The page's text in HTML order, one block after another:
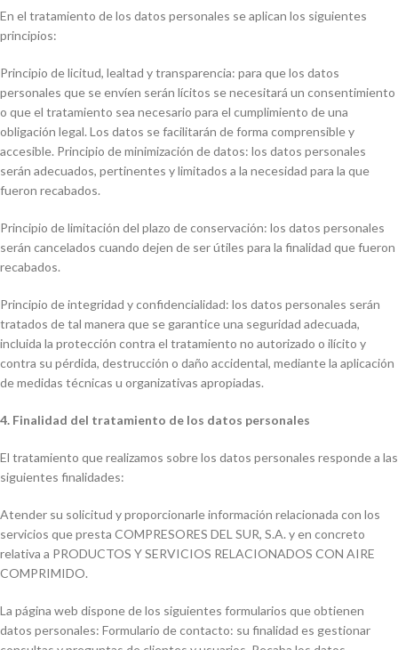
En el tratamiento de los datos personales se aplican los siguientes
principios:
Principio de licitud, lealtad y transparencia: para que los datos
personales que se envíen serán lícitos se necesitará un consentimiento
o que el tratamiento sea necesario para el cumplimiento de una
obligación legal. Los datos se facilitarán de forma comprensible y
accesible. Principio de minimización de datos: los datos personales
serán adecuados, pertinentes y limitados a la necesidad para la que
fueron recabados.
Principio de limitación del plazo de conservación: los datos personales
serán cancelados cuando dejen de ser útiles para la finalidad que fueron
recabados.
Principio de integridad y confidencialidad: los datos personales serán
tratados de tal manera que se garantice una seguridad adecuada,
incluida la protección contra el tratamiento no autorizado o ilícito y
contra su pérdida, destrucción o daño accidental, mediante la aplicación
de medidas técnicas u organizativas apropiadas.
4. Finalidad del tratamiento de los datos personales
El tratamiento que realizamos sobre los datos personales responde a las
siguientes finalidades:
Atender su solicitud y proporcionarle información relacionada con los
servicios que presta COMPRESORES DEL SUR, S.A. y en concreto
relativa a PRODUCTOS Y SERVICIOS RELACIONADOS CON AIRE
COMPRIMIDO.
La página web dispone de los siguientes formularios que obtienen
datos personales: Formulario de contacto: su finalidad es gestionar